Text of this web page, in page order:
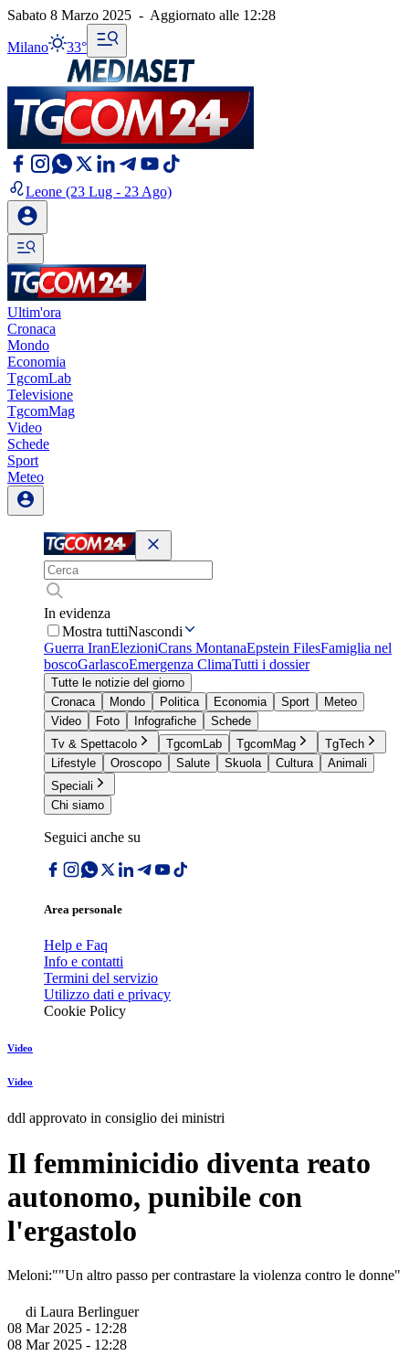
Sabato 8 Marzo 2025 - Aggiornato alle 12:28
Milano 33°
Leone (23 Lug - 23 Ago)
Ultim'ora
Cronaca
Mondo
Economia
TgcomLab
Televisione
TgcomMag
Video
Schede
Sport
Meteo
In evidenza
Mostra tuttiNascondi
Guerra IranElezioniCrans MontanaEpstein FilesFamiglia nel
boscoGarlascoEmergenza ClimaTutti i dossier
Tutte le notizie del giorno
Cronaca
Mondo Politica Economia Sport
Meteo
Video
Foto Infografiche
Schede
Tv & Spettacolo
TgcomLab TgcomMag
TgTech
Lifestyle
Oroscopo Salute Skuola Cultura
Animali
Speciali
Chi siamo
Seguici anche su
Area personale
Help e Faq
Info e contatti
Termini del servizio
Utilizzo dati e privacy
Cookie Policy
Video
Video
ddl approvato in consiglio dei ministri
Il femminicidio diventa reato
autonomo, punibile con
l'ergastolo
Meloni:""Un altro passo per contrastare la violenza contro le donne"
di Laura Berlinguer
08 Mar 2025 - 12:28
08 Mar 2025 - 12:28